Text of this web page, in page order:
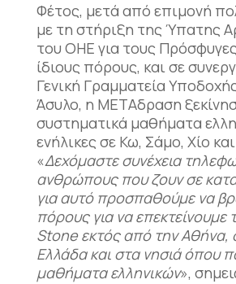
Φέτος, μετά από επιμονή
με τη στήριξη της Ύπατης
του ΟΗΕ για τους
ίδιους πόρους, και σε
Γενική Γραμματεία
Άσυλο, η ΜΕΤΑδραση
συστηματικά μαθήματα
ενήλικες σε Κω, Σάμο, Χίο
«Δεχόμαστε συνέχεια
ανθρώπους που ζουν σε
για αυτό προσπαθούμε να
πόρους για να
Stone εκτός από την Αθήνα,
Ελλάδα και στα νησιά όπου
μαθήματα ελληνικών»,